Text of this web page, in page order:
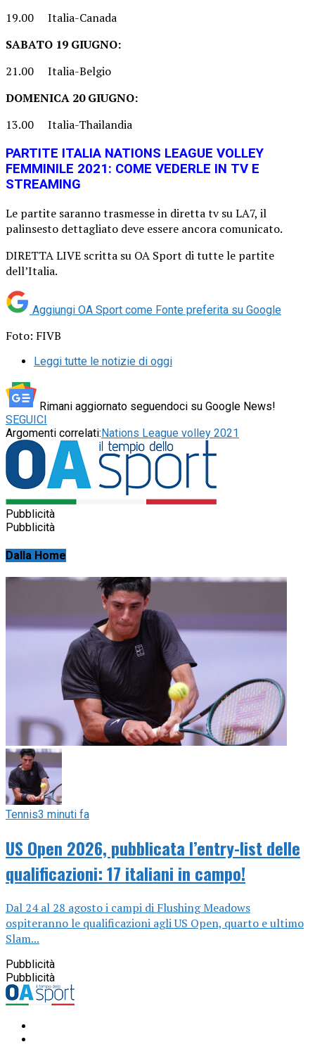
19.00 Italia-Canada
SABATO 19 GIUGNO:
21.00 Italia-Belgio
DOMENICA 20 GIUGNO:
13.00 Italia-Thailandia
PARTITE ITALIA NATIONS LEAGUE VOLLEY
FEMMINILE 2021: COME VEDERLE IN TV E
STREAMING
Le partite saranno trasmesse in diretta tv su LA7, il
palinsesto dettagliato deve essere ancora comunicato.
DIRETTA LIVE scritta su OA Sport di tutte le partite
dell’Italia.
Aggiungi OA Sport come Fonte preferita su Google
Foto: FIVB
Leggi tutte le notizie di oggi
Rimani aggiornato seguendoci su Google News!
SEGUICI
Argomenti correlati:Nations League volley 2021
Pubblicità
Pubblicità
Dalla Home
Tennis3 minuti fa
US Open 2026, pubblicata l’entry-list delle
qualificazioni: 17 italiani in campo!
Dal 24 al 28 agosto i campi di Flushing Meadows
ospiteranno le qualificazioni agli US Open, quarto e ultimo
Slam...
Pubblicità
Pubblicità